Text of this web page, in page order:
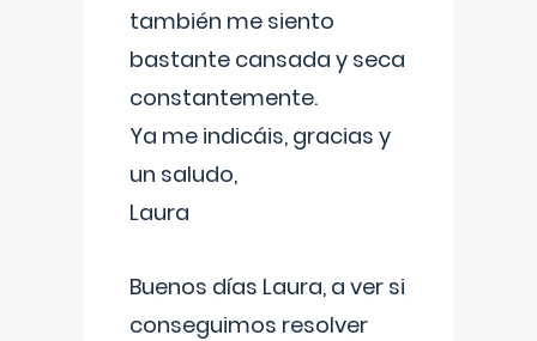
también me siento
bastante cansada y seca
constantemente.
Ya me indicáis, gracias y
un saludo,
Laura
Buenos días Laura, a ver si
conseguimos resolver